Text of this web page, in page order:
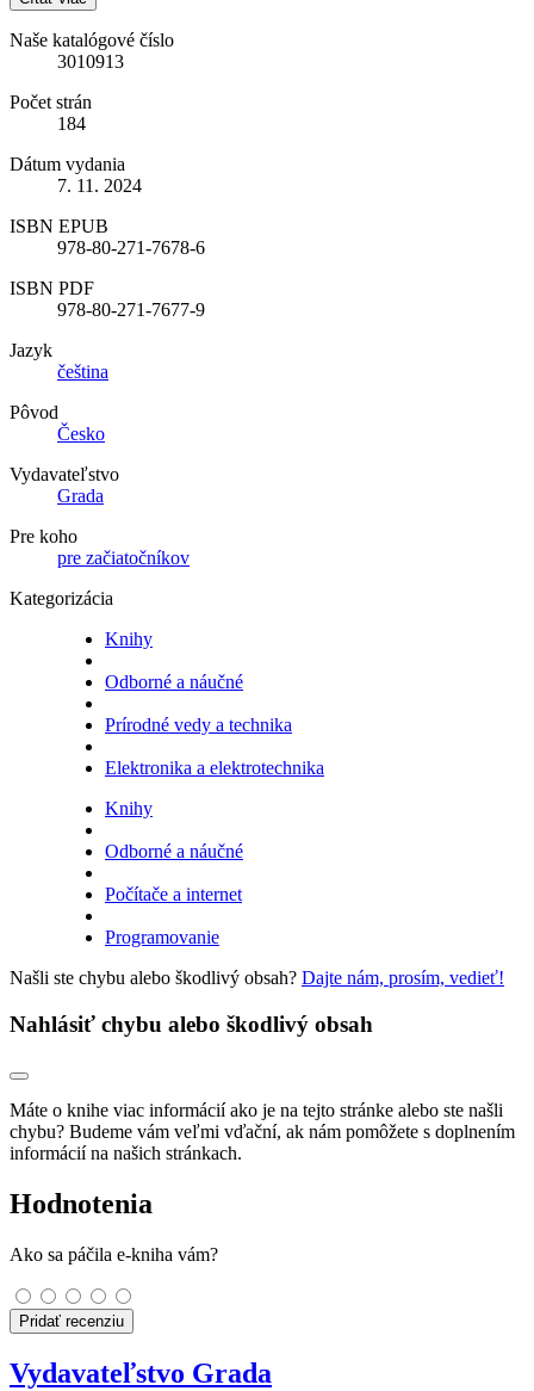
Naše katalógové číslo
3010913
Počet strán
184
Dátum vydania
7. 11. 2024
ISBN EPUB
978-80-271-7678-6
ISBN PDF
978-80-271-7677-9
Jazyk
čeština
Pôvod
Česko
Vydavateľstvo
Grada
Pre koho
pre začiatočníkov
Kategorizácia
Knihy
Odborné a náučné
Prírodné vedy a technika
Elektronika a elektrotechnika
Knihy
Odborné a náučné
Počítače a internet
Programovanie
Našli ste chybu alebo škodlivý obsah? Dajte nám, prosím, vedieť!
Nahlásiť chybu alebo škodlivý obsah
Máte o knihe viac informácií ako je na tejto stránke alebo ste našli
chybu? Budeme vám veľmi vďační, ak nám pomôžete s doplnením
informácií na našich stránkach.
Hodnotenia
Ako sa páčila e-kniha vám?
Pridať recenziu
Vydavateľstvo Grada